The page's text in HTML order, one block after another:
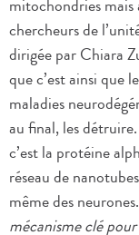
mitochondries mais
chercheurs de
dirigée par Chiara
que c’est ainsi que
maladies
au final, les
c’est la protéine
réseau de
même des neurones.
mécanisme clé